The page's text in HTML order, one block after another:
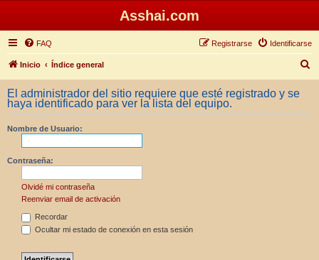
Asshai.com
FAQ Identificarse
Registrarse
Inicio Índice general
u
c
El administrador del sitio requiere que esté registrado y se
haya identificado para ver la lista del equipo.
Nombre de Usuario:
Contraseña:
Olvidé mi contraseña
Reenviar email de activación
Recordar
Ocultar mi estado de conexión en esta sesión